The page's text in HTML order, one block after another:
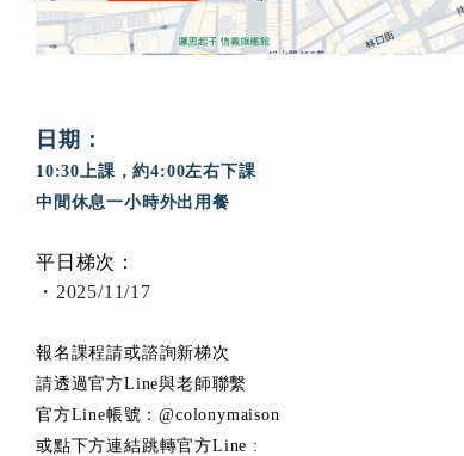
日期：
10:30上課，約4:00左右下課
中間休息一小時外出用餐
平日梯次：
・2025/11/17
報名課程請或諮詢新梯次
請透過官方Line與老師聯繫
官方Line帳號：@colonymaison
或點下方連結跳轉官方Line :